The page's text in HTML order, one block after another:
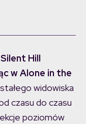
Hill
w Alone in the
widowiska
czasu do czasu
poziomów